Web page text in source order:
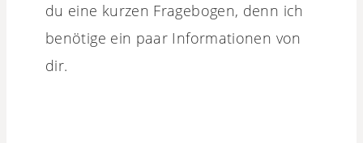
du eine kurzen Fragebogen, denn ich
benötige ein paar Informationen von
dir.